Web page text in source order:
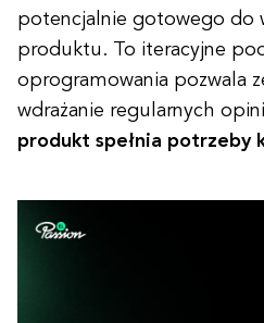
potencjalnie gotowego do
produktu. To iteracyjne
oprogramowania pozwala
wdrażanie regularnych
produkt spełnia potrzeby